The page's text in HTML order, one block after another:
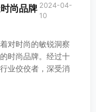
尚品牌 2024-04-
10
对时尚的敏锐洞察
时尚品牌。经过十
业佼佼者，深受消